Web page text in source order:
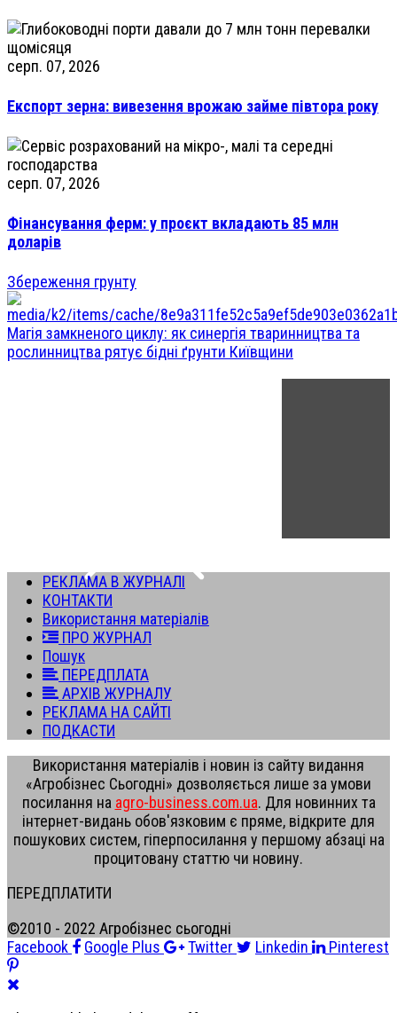
серп. 07, 2026
Експорт зерна: вивезення врожаю займе півтора року
серп. 07, 2026
Фінансування ферм: у проєкт вкладають 85 млн
доларів
Збереження грунту
Магія замкненого циклу: як синергія тваринництва та
рослинництва рятує бідні ґрунти Київщини
РЕКЛАМА В ЖУРНАЛІ
КОНТАКТИ
Використання матеріалів
ПРО ЖУРНАЛ
Пошук
ПЕРЕДПЛАТА
АРХІВ ЖУРНАЛУ
РЕКЛАМА НА САЙТІ
ПОДКАСТИ
Використання матеріалів і новин із сайту видання
«Агробізнес Сьогодні» дозволяється лише за умови
посилання на agro-business.com.ua. Для новинних та
інтернет-видань обов'язковим є пряме, відкрите для
пошукових систем, гіперпосилання у першому абзаці на
процитовану статтю чи новину.
ПЕРЕДПЛАТИТИ
©2010 - 2022 Агробізнес сьогодні
Facebook
Google Plus Twitter Linkedin Pinterest